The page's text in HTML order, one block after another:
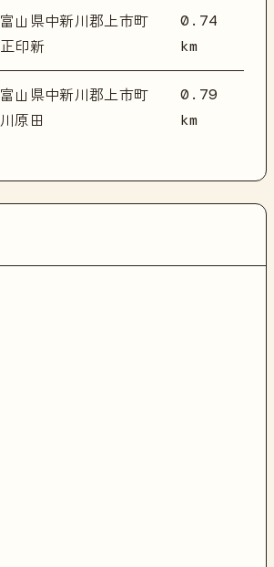
富山県中新川郡上市町
正印新
0.74
km
富山県中新川郡上市町
川原田
0.79
km